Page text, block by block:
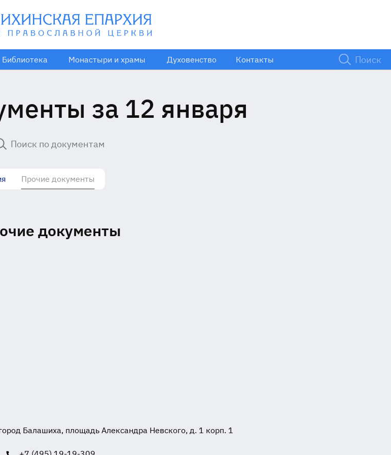
Библиотека Монастыри и храмы Духовенство Контакты
за 12 января
Прочие документы
документы
Балашиха, площадь Александра Невского, д. 1 корп. 1